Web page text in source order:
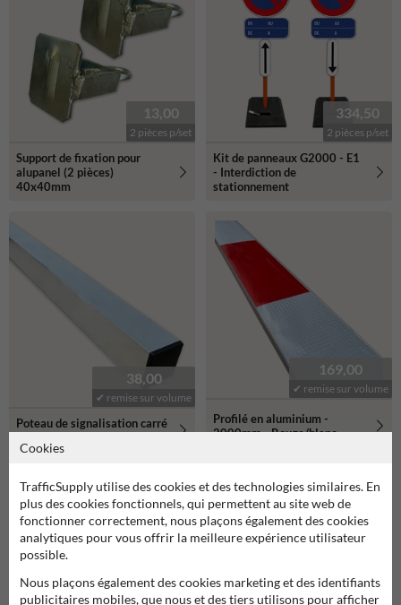
13,00
2 pièces p/set
Support de fixation pour
alupanel (2 pièces)
40x40mm
334,50
2 pièces p/set
Kit de panneaux G2000 - E1
- Interdiction de
stationnement
38,00
✔ remise sur volume
Poteau de signalisation carré
169,00
✔ remise sur volume
Profilé en aluminium -
2000mm - Rouge/blanc
Cookies
TrafficSupply utilise des cookies et des technologies similaires. En
plus des cookies fonctionnels, qui permettent au site web de
fonctionner correctement, nous plaçons également des cookies
analytiques pour vous offrir la meilleure expérience utilisateur
possible.
Nous plaçons également des cookies marketing et des identifiants
publicitaires mobiles, que nous et des tiers utilisons pour afficher